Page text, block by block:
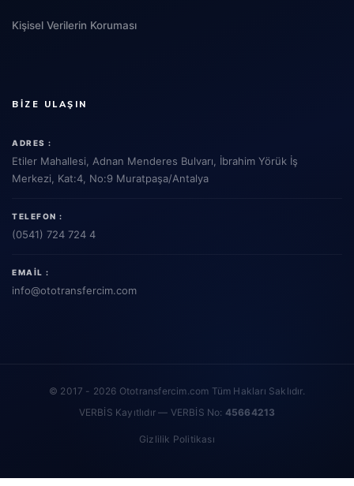
Kişisel Verilerin Koruması
BIZE ULAŞIN
ADRES :
Etiler Mahallesi, Adnan Menderes Bulvarı, İbrahim Yörük İş
Merkezi, Kat:4, No:9 Muratpaşa/Antalya
TELEFON :
(0541) 724 724 4
EMAIL :
info@ototransfercim.com
© 2017 - 2026 Ototransfercim.com Tüm Hakları Saklıdır.
VERBİS Kayıtlıdır — VERBİS No: 45664213
Gizlilik Politikası